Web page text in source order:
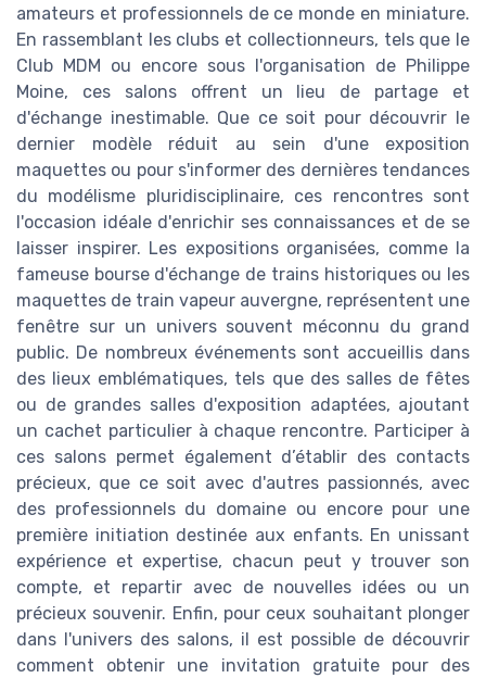
amateurs et professionnels de ce monde en miniature.
En rassemblant les clubs et collectionneurs, tels que le
Club MDM ou encore sous l'organisation de Philippe
Moine, ces salons offrent un lieu de partage et
d'échange inestimable. Que ce soit pour découvrir le
dernier modèle réduit au sein d'une exposition
maquettes ou pour s'informer des dernières tendances
du modélisme pluridisciplinaire, ces rencontres sont
l'occasion idéale d'enrichir ses connaissances et de se
laisser inspirer. Les expositions organisées, comme la
fameuse bourse d'échange de trains historiques ou les
maquettes de train vapeur auvergne, représentent une
fenêtre sur un univers souvent méconnu du grand
public. De nombreux événements sont accueillis dans
des lieux emblématiques, tels que des salles de fêtes
ou de grandes salles d'exposition adaptées, ajoutant
un cachet particulier à chaque rencontre. Participer à
ces salons permet également d’établir des contacts
précieux, que ce soit avec d'autres passionnés, avec
des professionnels du domaine ou encore pour une
première initiation destinée aux enfants. En unissant
expérience et expertise, chacun peut y trouver son
compte, et repartir avec de nouvelles idées ou un
précieux souvenir. Enfin, pour ceux souhaitant plonger
dans l'univers des salons, il est possible de découvrir
comment obtenir une invitation gratuite pour des